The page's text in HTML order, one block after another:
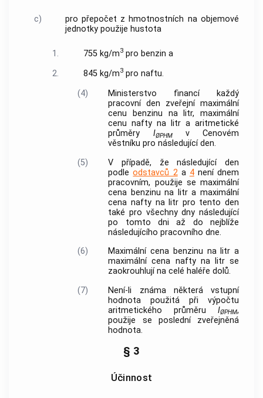
c)
pro přepočet z hmotnostních na objemové
jednotky použije hustota
1. 755 kg/m3pro benzin a
2.
845 kg/m3pro naftu.
(4)
Ministerstvo financí každý
pracovní den zveřejní maximální
cenu benzinu na litr, maximální
cenu nafty na litr a aritmetické
průměry IØPHMv Cenovém
věstníku pro následující den.
(5)
V případě, že následující den
podleodstavců 2a 4není dnem
pracovním, použije se maximální
cena benzinu na litr a maximální
cena nafty na litr pro tento den
také pro všechny dny následující
po tomto dni až do nejblíže
následujícího pracovního dne.
(6)
Maximální cena benzinu na litr a
maximální cena nafty na litr se
zaokrouhlují na celé haléře dolů.
(7)
Není-li známa některá vstupní
hodnota použitá při výpočtu
aritmetického průměru IØPHM,
použije se poslední zveřejněná
hodnota.
§ 3
Účinnost